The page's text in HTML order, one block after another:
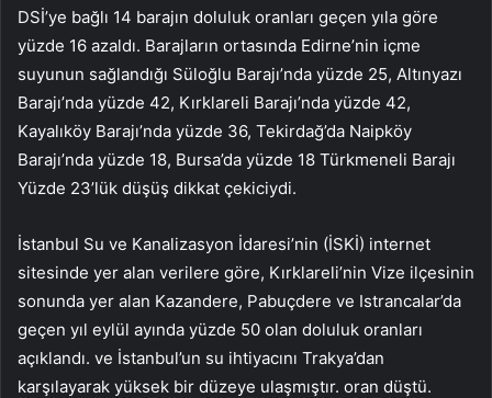
DSİ’ye bağlı 14 barajın doluluk oranları geçen yıla göre
yüzde 16 azaldı. Barajların ortasında Edirne’nin içme
suyunun sağlandığı Süloğlu Barajı’nda yüzde 25, Altınyazı
Barajı’nda yüzde 42, Kırklareli Barajı’nda yüzde 42,
Kayalıköy Barajı’nda yüzde 36, Tekirdağ’da Naipköy
Barajı’nda yüzde 18, Bursa’da yüzde 18 Türkmeneli Barajı
Yüzde 23’lük düşüş dikkat çekiciydi.
İstanbul Su ve Kanalizasyon İdaresi’nin (İSKİ) internet
sitesinde yer alan verilere göre, Kırklareli’nin Vize ilçesinin
sonunda yer alan Kazandere, Pabuçdere ve Istrancalar’da
geçen yıl eylül ayında yüzde 50 olan doluluk oranları
açıklandı. ve İstanbul’un su ihtiyacını Trakya’dan
karşılayarak yüksek bir düzeye ulaşmıştır. oran düştü.